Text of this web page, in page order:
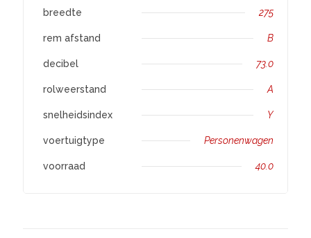
breedte 275
rem afstand B
decibel 73.0
rolweerstand A
snelheidsindex Y
voertuigtype Personenwagen
voorraad 40.0